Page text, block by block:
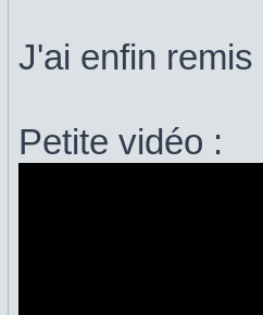
J'ai enfin
Petite vidéo :